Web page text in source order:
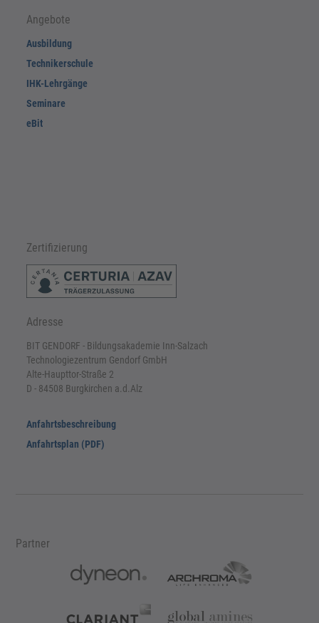
Angebote
Ausbildung
Technikerschule
IHK-Lehrgänge
Seminare
eBit
Zertifizierung
Adresse
BIT GENDORF - Bildungsakademie Inn-Salzach
Technologiezentrum Gendorf GmbH
Alte-Haupttor-Straße 2
D - 84508 Burgkirchen a.d.Alz
Anfahrtsbeschreibung
Anfahrtsplan (PDF)
Partner